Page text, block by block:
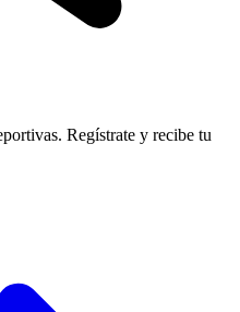
Regístrate y recibe tu